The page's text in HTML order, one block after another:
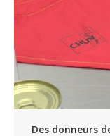
Des donneurs